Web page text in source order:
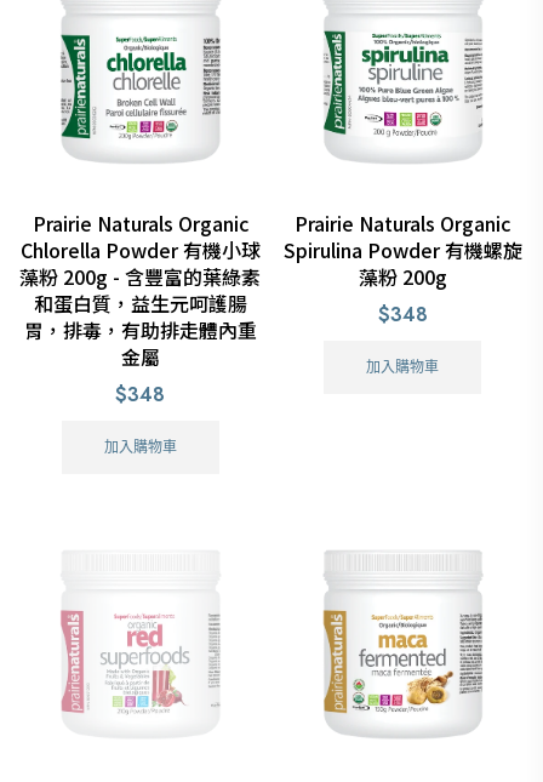
Prairie Naturals Organic
Chlorella Powder 有機小球
藻粉 200g - 含豐富的葉綠素
和蛋白質，益生元呵護腸
胃，排毒，有助排走體內重
金屬
$348
加入購物車
Prairie Naturals Organic
Spirulina Powder 有機螺旋
藻粉 200g
$348
加入購物車